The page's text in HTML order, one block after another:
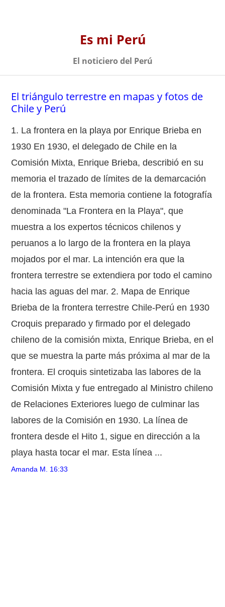
Es mi Perú
El noticiero del Perú
El triángulo terrestre en mapas y fotos de
Chile y Perú
1. La frontera en la playa por Enrique Brieba en
1930 En 1930, el delegado de Chile en la
Comisión Mixta, Enrique Brieba, describió en su
memoria el trazado de límites de la demarcación
de la frontera. Esta memoria contiene la fotografía
denominada "La Frontera en la Playa", que
muestra a los expertos técnicos chilenos y
peruanos a lo largo de la frontera en la playa
mojados por el mar. La intención era que la
frontera terrestre se extendiera por todo el camino
hacia las aguas del mar. 2. Mapa de Enrique
Brieba de la frontera terrestre Chile-Perú en 1930
Croquis preparado y firmado por el delegado
chileno de la comisión mixta, Enrique Brieba, en el
que se muestra la parte más próxima al mar de la
frontera. El croquis sintetizaba las labores de la
Comisión Mixta y fue entregado al Ministro chileno
de Relaciones Exteriores luego de culminar las
labores de la Comisión en 1930. La línea de
frontera desde el Hito 1, sigue en dirección a la
playa hasta tocar el mar. Esta línea ...
Amanda M. 16:33